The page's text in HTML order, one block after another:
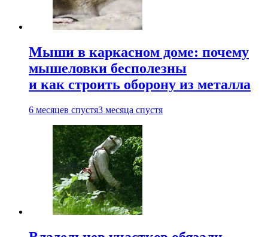
Мыши в каркасном доме: почему
мышеловки бесполезны
и как строить оборону из металла
6 месяцев спустя3 месяца спустя